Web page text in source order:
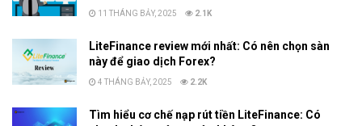
11 THÁNG BẢY, 2025 2.1K
LiteFinance review mới nhất: Có nên chọn sàn
này để giao dịch Forex?
4 THÁNG BẢY, 2025 2.2K
Tìm hiểu cơ chế nạp rút tiền LiteFinance: Có